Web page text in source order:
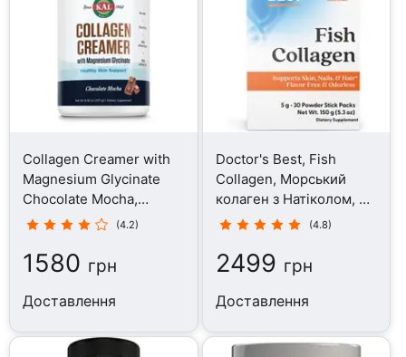
Collagen Creamer with
Magnesium Glycinate
Chocolate Mocha,
Колаген, 237 г(4.2)
1580 грн
Доставлення
Doctor's Best, Fish
Collagen, Морський
колаген з Натіколом, 30
стіків
(4.8)
2499 грн
Доставлення